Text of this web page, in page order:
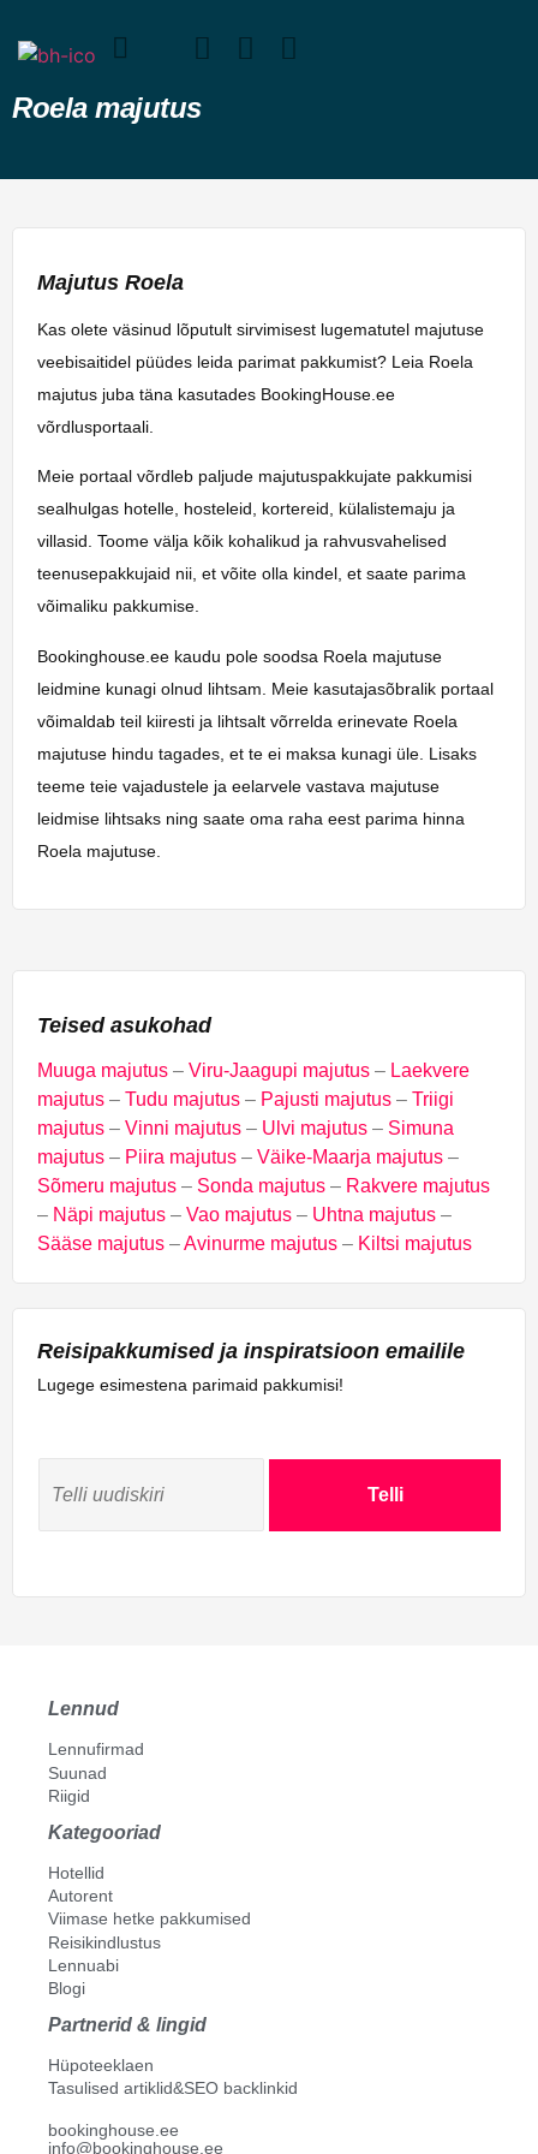
Roela majutus
Majutus Roela
Kas olete väsinud lõputult sirvimisest lugematutel majutuse
veebisaitidel püüdes leida parimat pakkumist? Leia Roela
majutus juba täna kasutades BookingHouse.ee
võrdlusportaali.
Meie portaal võrdleb paljude majutuspakkujate pakkumisi
sealhulgas hotelle, hosteleid, kortereid, külalistemaju ja
villasid. Toome välja kõik kohalikud ja rahvusvahelised
teenusepakkujaid nii, et võite olla kindel, et saate parima
võimaliku pakkumise.
Bookinghouse.ee kaudu pole soodsa Roela majutuse
leidmine kunagi olnud lihtsam. Meie kasutajasõbralik portaal
võimaldab teil kiiresti ja lihtsalt võrrelda erinevate Roela
majutuse hindu tagades, et te ei maksa kunagi üle. Lisaks
teeme teie vajadustele ja eelarvele vastava majutuse
leidmise lihtsaks ning saate oma raha eest parima hinna
Roela majutuse.
Teised asukohad
Muuga majutus – Viru-Jaagupi majutus – Laekvere
majutus – Tudu majutus – Pajusti majutus – Triigi
majutus – Vinni majutus – Ulvi majutus – Simuna
majutus – Piira majutus – Väike-Maarja majutus –
Sõmeru majutus – Sonda majutus – Rakvere majutus
– Näpi majutus – Vao majutus – Uhtna majutus –
Sääse majutus –Avinurme majutus – Kiltsi majutus
Reisipakkumised ja inspiratsioon emailile
Lugege esimestena parimaid pakkumisi!
Telli
Lennud
Lennufirmad
Suunad
Riigid
Kategooriad
Hotellid
Autorent
Viimase hetke pakkumised
Reisikindlustus
Lennuabi
Blogi
Partnerid & lingid
Hüpoteeklaen
Tasulised artiklid&SEO backlinkid
bookinghouse.ee
info@bookinghouse.ee